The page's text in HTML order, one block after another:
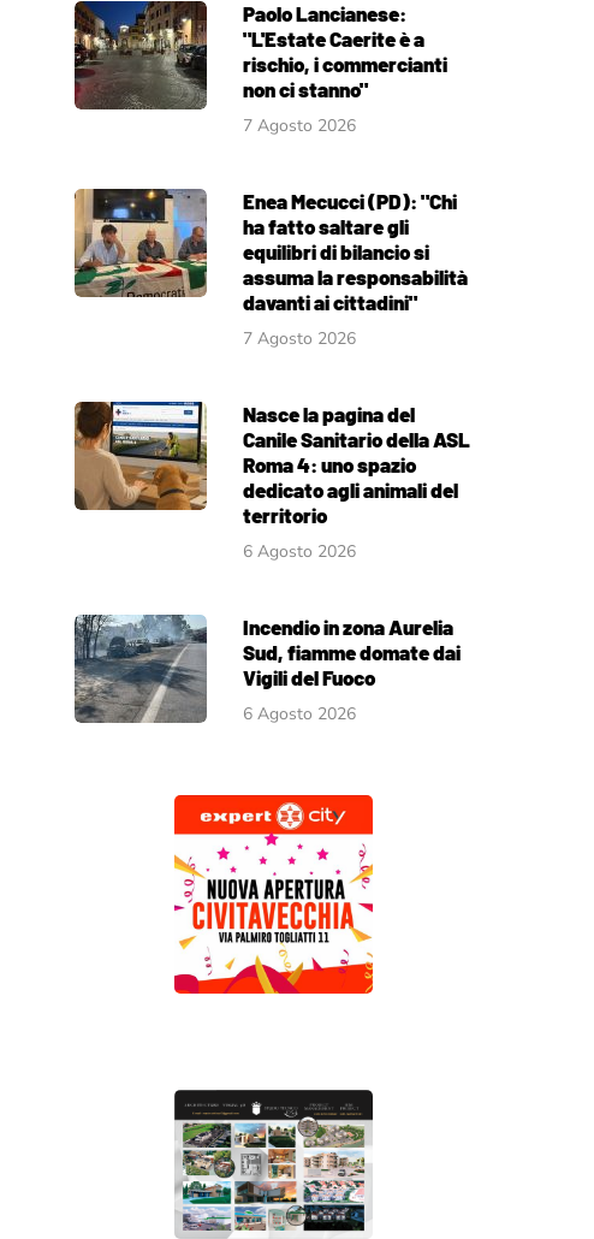
Paolo Lancianese:
"L'Estate Caerite è a
rischio, i commercianti
non ci stanno"
7 Agosto 2026
Enea Mecucci (PD): "Chi
ha fatto saltare gli
equilibri di bilancio si
assuma la responsabilità
davanti ai cittadini"
7 Agosto 2026
Nasce la pagina del
Canile Sanitario della ASL
Roma 4: uno spazio
dedicato agli animali del
territorio
6 Agosto 2026
Incendio in zona Aurelia
Sud, fiamme domate dai
Vigili del Fuoco
6 Agosto 2026